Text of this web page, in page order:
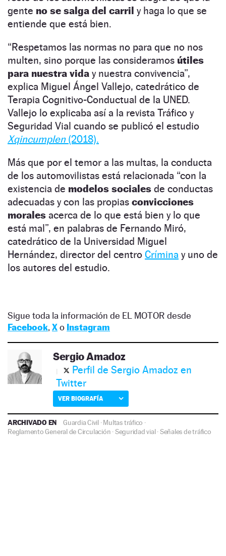
gente no se salga del carril y haga lo que se
entiende que está bien.
“Respetamos las normas no para que no nos
multen, sino porque las consideramos útiles
para nuestra vida y nuestra convivencia”,
explica Miguel Ángel Vallejo, catedrático de
Terapia Cognitivo-Conductual de la UNED.
Vallejo lo explicaba así a la revista Tráfico y
Seguridad Vial cuando se publicó el estudio
Xqincumplen(2018).
Más que por el temor a las multas, la conducta
de los automovilistas está relacionada “con la
existencia de modelos sociales de conductas
adecuadas y con las propias convicciones
morales acerca de lo que está bien y lo que
está mal”, en palabras de Fernando Miró,
catedrático de la Universidad Miguel
Hernández, director del centro Crímina y uno de
los autores del estudio.
Sigue toda la información de EL MOTOR desde
Facebook, Xo Instagram
Sergio Amadoz
Perfil de Sergio Amadoz en
Twitter
VER BIOGRAFÍA
ARCHIVADO EN Guardia Civil ·Multas tráfico ·
Reglamento General de Circulación ·Seguridad vial·Señales de tráfico